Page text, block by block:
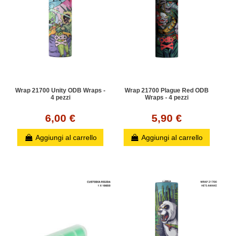
Wrap 21700 Unity ODB Wraps -
4 pezzi
6,00 €
Aggiungi al carrello
Wrap 21700 Plague Red ODB
Wraps - 4 pezzi
5,90 €
Aggiungi al carrello